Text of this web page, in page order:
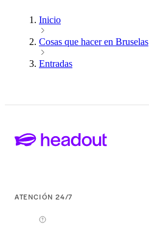
Inicio
Cosas que hacer en Bruselas
Entradas
ATENCIÓN 24/7